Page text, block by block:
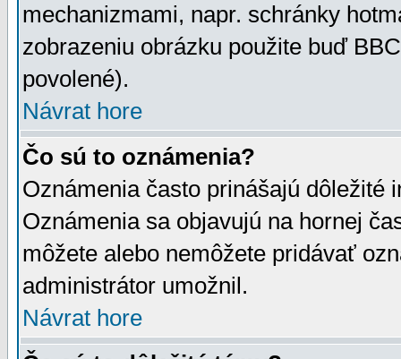
mechanizmami, napr. schránky
zobrazeniu obrázku použite buď
povolené).
Návrat hore
Čo sú to oznámenia?
Oznámenia často prinášajú dôležité
Oznámenia sa objavujú na hornej
môžete alebo nemôžete pridávať
administrátor umožnil.
Návrat hore